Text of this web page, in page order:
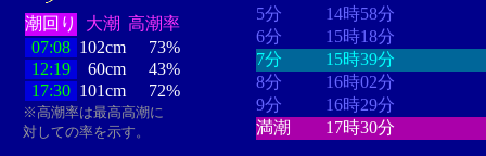
潮回り 大潮 高潮率
07:08 102cm
73%
12:19
60cm
43%
17:30 101cm 72%
※高潮率は最高高潮に
対しての率を示す。
5分
14時58分
6分
15時18分
7分
15時39分
8分
16時02分
9分
16時29分
満潮
17時30分